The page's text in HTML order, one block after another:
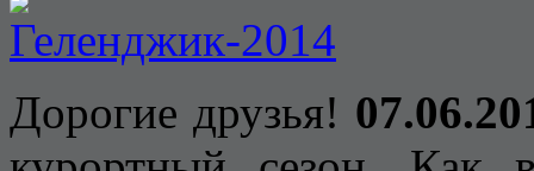
Дорогие друзья!